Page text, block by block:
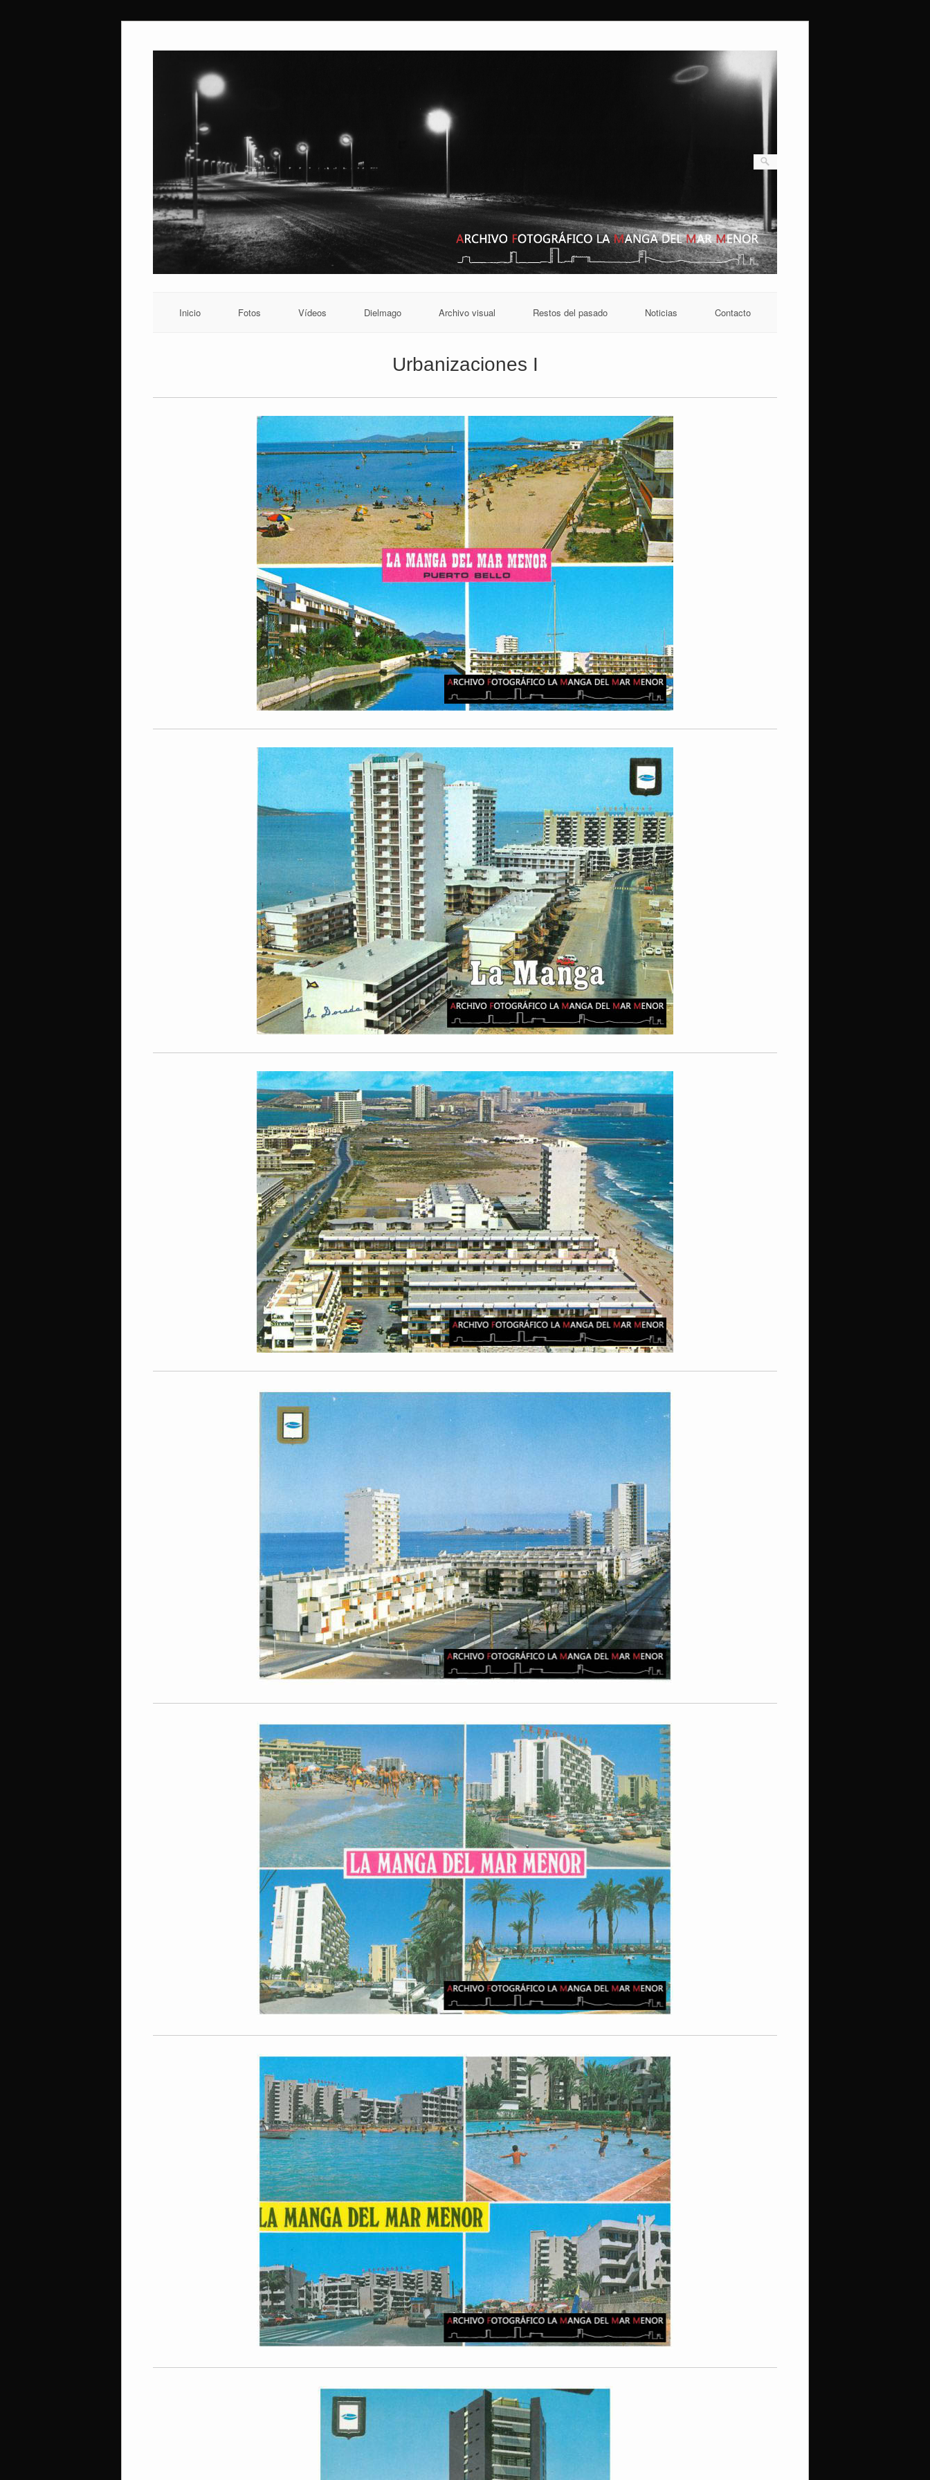
al
Inicio Fotos Vídeos Dielmago Archivo visual Restos del pasado Noticias Contacto
Urbanizaciones I